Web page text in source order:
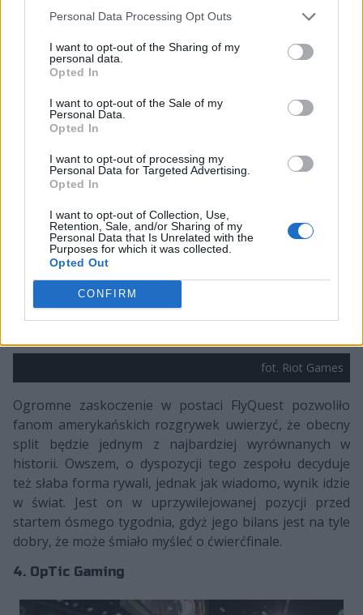
Personal Data Processing Opt Outs
I want to opt-out of the Sharing of my
personal data.
Opted In
I want to opt-out of the Sale of my
Personal Data.
Opted In
I want to opt-out of processing my
Personal Data for Targeted Advertising.
Opted In
I want to opt-out of Collection, Use,
Retention, Sale, and/or Sharing of my
Personal Data that Is Unrelated with the
Purposes for which it was collected.
Opted Out
CONFIRM
formacji. Ostatnio jednak radzi sobie naprawdę dobrze,
pokonując ważnych rywali w walce o play-offy.
Zobaczymy jak będą wyglądać potyczki z Teamem
Liquid czy FlyQuest, które muszą zostać przez C9
pokonane, aby zespół mógł po raz kolejny być jednym
z pewniejszych kandydatów do wyjazdu na Worldsy.
fot. Riot Games
Ogromne zaskoczenie w postaci FlyQuest pozwoliło
fanom amerykańskich rozgrywek uwierzyć, że obecny
split będzie jednym z najbardziej wyrównanych w
historii. Owszem, o dyspozycji tego zespołu decyduje
też słaba forma rywali, jednak jak wiadomo, wynik idzie
w świat. Jest on w uprzywilejowanej pozycji przed
startem ósmego tygodnia, gdyż jego bilans jest na tyle
dobry, że może śmiało myśleć o ćwierćfinale.
4. OpTic Gaming